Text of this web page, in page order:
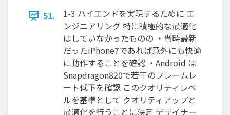
51.
1-3 ハイエンドを実現するために エ
ンジニアリング 特に積極的な最適化
はしていなかったものの ・当時最新
だったiPhone7であれば意外にも快適
に動作することを確認 ・Android は
Snapdragon820で若干のフレームレ
ート低下を確認 このクオリティレベ
ルを基準として クオリティアップと
最適化を行うことに決定 デザイナー